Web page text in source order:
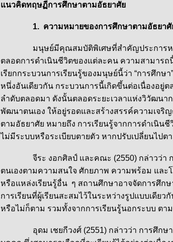
แนวคิดทฤษฏีการศึกษาตามอัธยาศัย
1. ความหมายของการศึกษาตามอัธยาศั
มนุษย์มีคุณสมบัติพิเศษที่สำคัญประการหนึ่ง คื
ตลอดการดำเนินชีวิตของแต่ละคน ความสามาร
เรียกกระบวนการเรียนรู้ของมนุษย์นี้ว่า “การศึก
หนึ่งอันเดียวกัน กระบวนการนี้เกิดขึ้นต่อเนื่องอ
ลำดับตลอดมา ดังนั้นตลอดระยะเวลาแห่งวิวัฒน
พัฒนาตนเอง ให้อยู่รอดและสร้างสรรค์ความเจริ
ตามอัธยาศัย หมายถึง การเรียนรู้จากการดำเนิน
ไม่มีระบบหรือระเบียบตายตัว หากปรับเปลี่ยนไป
จีระ งอกศิลป์ และคณะ (2550) กล่าวว่า การ
ตนเองตามความสนใจ ศักยภาพ ความพร้อม แล
หรือแหล่งเรียนรู้อื่น ๆ สถานศึกษาอาจจัดการศึก
การเรียนที่ผู้เรียนสะสมไว้ในระหว่างรูปแบบเดีย
หรือไม่ก็ตาม รวมทั้งจากการเรียนรู้นอกระบบ ต
อุดม เชยกีวงศ์ (2551) กล่าวว่า การศึกษาต